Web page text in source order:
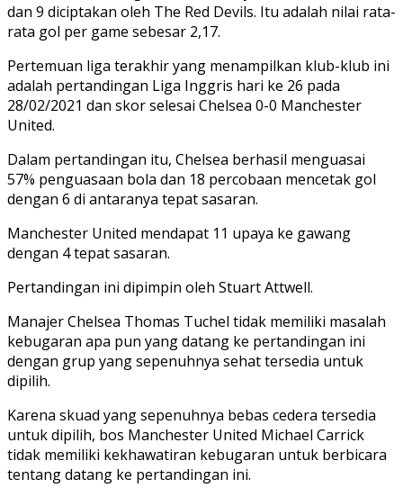
dan 9 diciptakan oleh The Red Devils. Itu adalah nilai rata-
rata gol per game sebesar 2,17.
Pertemuan liga terakhir yang menampilkan klub-klub ini
adalah pertandingan Liga Inggris hari ke 26 pada
28/02/2021 dan skor selesai Chelsea 0-0 Manchester
United.
Dalam pertandingan itu, Chelsea berhasil menguasai
57% penguasaan bola dan 18 percobaan mencetak gol
dengan 6 di antaranya tepat sasaran.
Manchester United mendapat 11 upaya ke gawang
dengan 4 tepat sasaran.
Pertandingan ini dipimpin oleh Stuart Attwell.
Manajer Chelsea Thomas Tuchel tidak memiliki masalah
kebugaran apa pun yang datang ke pertandingan ini
dengan grup yang sepenuhnya sehat tersedia untuk
dipilih.
Karena skuad yang sepenuhnya bebas cedera tersedia
untuk dipilih, bos Manchester United Michael Carrick
tidak memiliki kekhawatiran kebugaran untuk berbicara
tentang datang ke pertandingan ini.